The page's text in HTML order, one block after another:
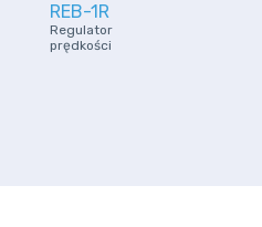
REB-1R
Regulator
prędkości